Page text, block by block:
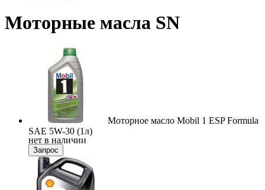
Моторные масла SN
Моторное масло Mobil 1 ESP Formula
SAE 5W-30 (1л)
нет в наличии
Запрос